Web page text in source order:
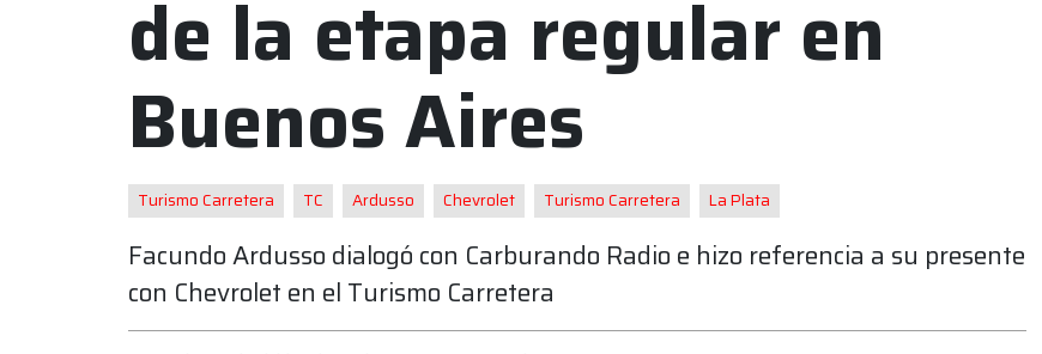
de la etapa regular en
Buenos Aires
Turismo Carretera TC Ardusso Chevrolet Turismo Carretera La Plata
Facundo Ardusso dialogó con Carburando Radio e hizo referencia a su presente
con Chevrolet en el Turismo Carretera